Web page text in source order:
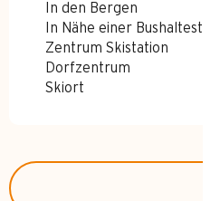
In den Bergen
In Nähe einer Bushaltestelle
Zentrum Skistation
Dorfzentrum
Skiort